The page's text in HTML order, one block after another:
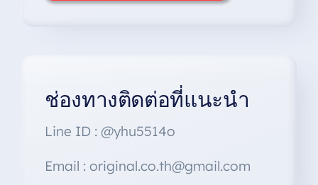
ช่องทางติดต่อที่แนะนำ
Line ID : @yhu5514o
Email : original.co.th@gmail.com